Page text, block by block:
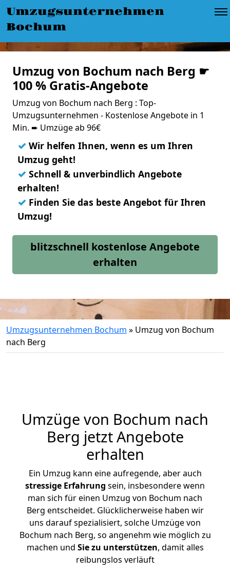
Umzugsunternehmen
Bochum
Umzug von Bochum nach Berg ☛
100 % Gratis-Angebote
Umzug von Bochum nach Berg : Top-
Umzugsunternehmen - Kostenlose Angebote in 1
Min. ➨ Umzüge ab 96€
✓ Wir helfen Ihnen, wenn es um Ihren
Umzug geht!
✓ Schnell & unverbindlich Angebote
erhalten!
✓ Finden Sie das beste Angebot für Ihren
Umzug!
blitzschnell kostenlose Angebote
erhalten
Umzugsunternehmen Bochum » Umzug von Bochum
nach Berg
Umzüge von Bochum nach
Berg jetzt Angebote
erhalten
Ein Umzug kann eine aufregende, aber auch
stressige Erfahrung sein, insbesondere wenn
man sich für einen Umzug von Bochum nach
Berg entscheidet. Glücklicherweise haben wir
uns darauf spezialisiert, solche Umzüge von
Bochum nach Berg, so angenehm wie möglich zu
machen und Sie zu unterstützen, damit alles
reibungslos verläuft